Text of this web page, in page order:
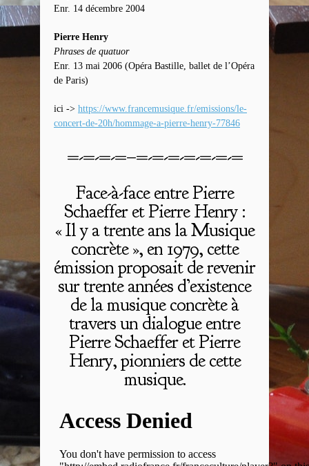
Enr. 14 décembre 2004
Pierre Henry
Phrases de quatuor
Enr. 13 mai 2006 (Opéra Bastille, ballet de l’Opéra
de Paris)
ici -> https://www.francemusique.fr/emissions/le-
concert-de-20h/hommage-a-pierre-henry-77846
=-=-=-=–=-=-=-=-=-=-=
Face-à-face entre Pierre
Schaeffer et Pierre Henry :
« Il y a trente ans la Musique
concrète », en 1979, cette
émission proposait de revenir
sur trente années d’existence
de la musique concrète à
travers un dialogue entre
Pierre Schaeffer et Pierre
Henry, pionniers de cette
musique.